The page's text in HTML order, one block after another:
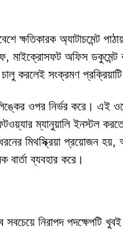
ক্ষতিকারক অ্যাটাচমেন্ট
মাইক্রোসফট অফিস ডকুমেন্ট
করলেই সংক্রমণ
ওপর নির্ভর করে। এই
ম্যানুয়ালি ইনস্টল
মিথস্ক্রিয়া প্রয়োজন
ব্যবহার করে।
সবচেয়ে নিরাপদ পদক্ষেপটি